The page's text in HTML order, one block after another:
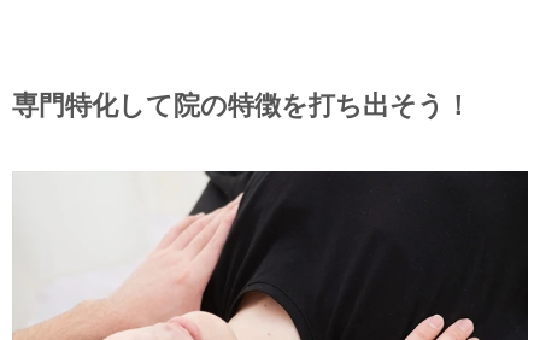
専門特化して院の特徴を打ち出そう！